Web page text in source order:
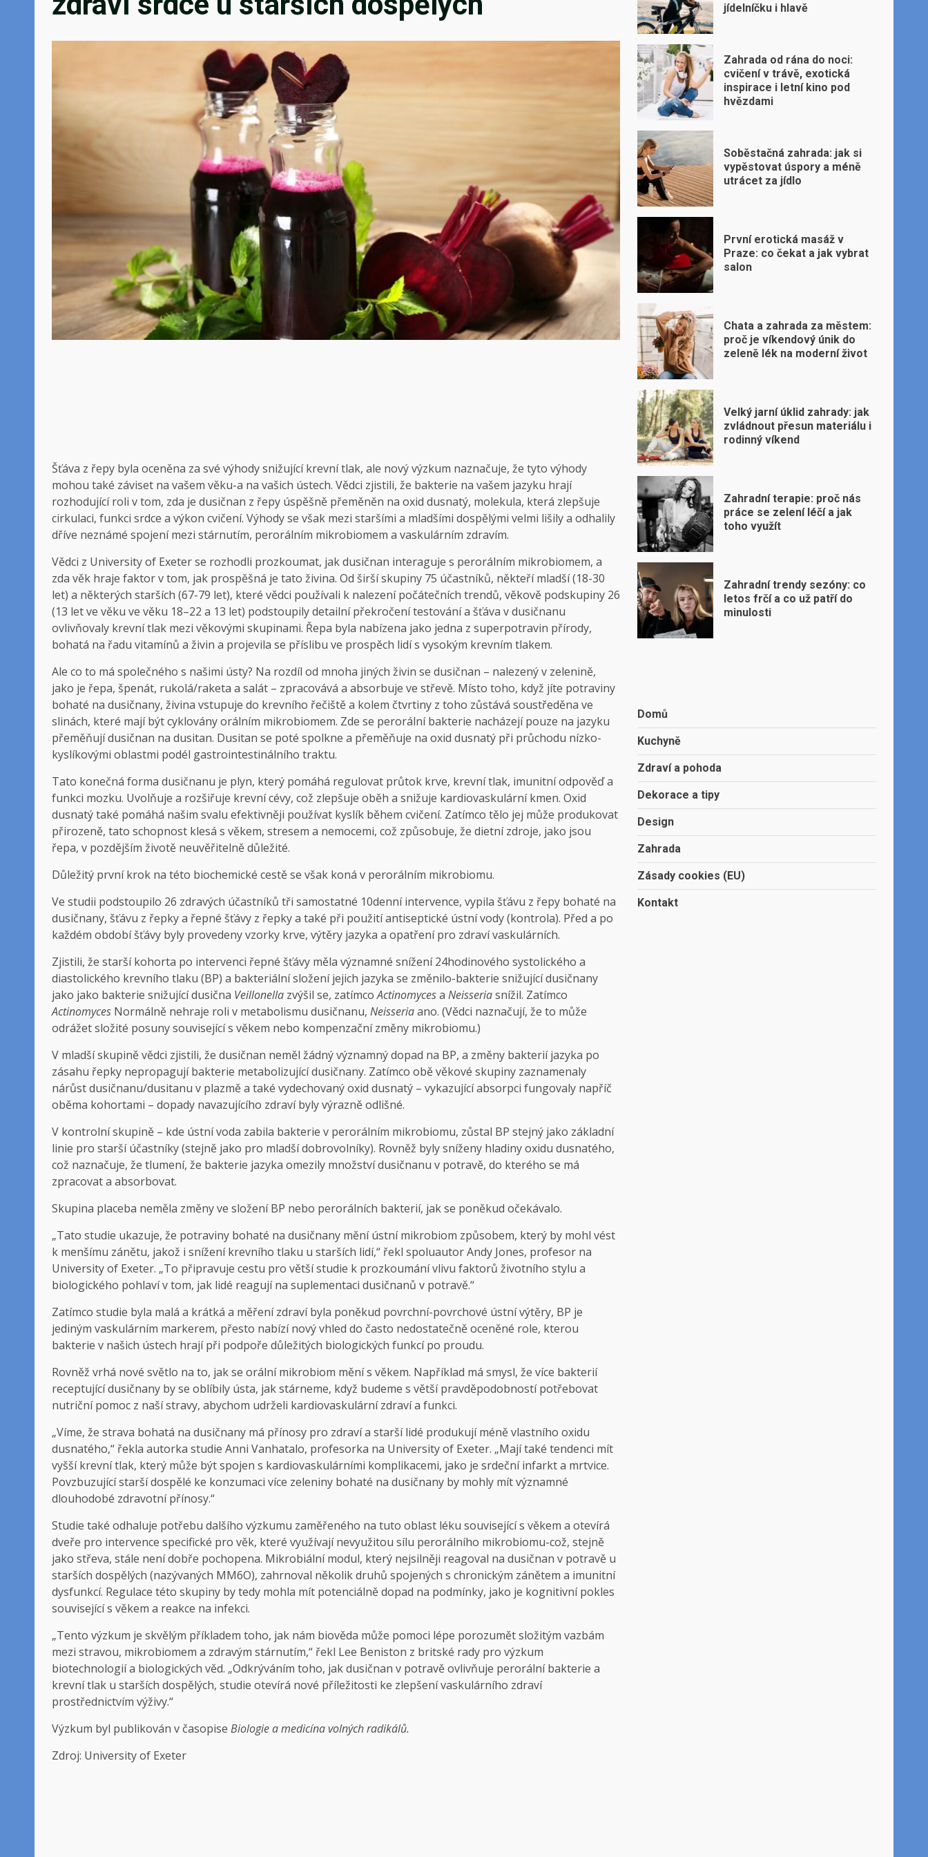
Šťáva z řepy byla oceněna za své výhody snižující krevní tlak, ale nový výzkum naznačuje, že tyto výhody
mohou také záviset na vašem věku-a na vašich ústech. Vědci zjistili, že bakterie na vašem jazyku hrají
rozhodující roli v tom, zda je dusičnan z řepy úspěšně přeměněn na oxid dusnatý, molekula, která zlepšuje
cirkulaci, funkci srdce a výkon cvičení. Výhody se však mezi staršími a mladšími dospělými velmi lišily a odhalily
dříve neznámé spojení mezi stárnutím, perorálním mikrobiomem a vaskulárním zdravím.
Vědci z University of Exeter se rozhodli prozkoumat, jak dusičnan interaguje s perorálním mikrobiomem, a
zda věk hraje faktor v tom, jak prospěšná je tato živina. Od širší skupiny 75 účastníků, někteří mladší (18-30
let) a některých starších (67-79 let), které vědci používali k nalezení počátečních trendů, věkově podskupiny 26
(13 let ve věku ve věku 18–22 a 13 let) podstoupily detailní překročení testování a šťáva v dusičnanu
ovlivňovaly krevní tlak mezi věkovými skupinami. Řepa byla nabízena jako jedna z superpotravin přírody,
bohatá na řadu vitamínů a živin a projevila se příslibu ve prospěch lidí s vysokým krevním tlakem.
Ale co to má společného s našimi ústy? Na rozdíl od mnoha jiných živin se dusičnan – nalezený v zelenině,
jako je řepa, špenát, rukolá/raketa a salát – zpracovává a absorbuje ve střevě. Místo toho, když jíte potraviny
bohaté na dusičnany, živina vstupuje do krevního řečiště a kolem čtvrtiny z toho zůstává soustředěna ve
slinách, které mají být cyklovány orálním mikrobiomem. Zde se perorální bakterie nacházejí pouze na jazyku
přeměňují dusičnan na dusitan. Dusitan se poté spolkne a přeměňuje na oxid dusnatý při průchodu nízko-
kyslíkovými oblastmi podél gastrointestinálního traktu.
Tato konečná forma dusičnanu je plyn, který pomáhá regulovat průtok krve, krevní tlak, imunitní odpověď a
funkci mozku. Uvolňuje a rozšiřuje krevní cévy, což zlepšuje oběh a snižuje kardiovaskulární kmen. Oxid
dusnatý také pomáhá našim svalu efektivněji používat kyslík během cvičení. Zatímco tělo jej může produkovat
přirozeně, tato schopnost klesá s věkem, stresem a nemocemi, což způsobuje, že dietní zdroje, jako jsou
řepa, v pozdějším životě neuvěřitelně důležité.
Důležitý první krok na této biochemické cestě se však koná v perorálním mikrobiomu.
Ve studii podstoupilo 26 zdravých účastníků tři samostatné 10denní intervence, vypila šťávu z řepy bohaté na
dusičnany, šťávu z řepky a řepné šťávy z řepky a také při použití antiseptické ústní vody (kontrola). Před a po
každém období šťávy byly provedeny vzorky krve, výtěry jazyka a opatření pro zdraví vaskulárních.
Zjistili, že starší kohorta po intervenci řepné šťávy měla významné snížení 24hodinového systolického a
diastolického krevního tlaku (BP) a bakteriální složení jejich jazyka se změnilo-bakterie snižující dusičnany
jako jako bakterie snižující dusična Veillonella zvýšil se, zatímcoActinomycesa Neisseriasnížil. Zatímco
Actinomyces Normálně nehraje roli v metabolismu dusičnanu, Neisseriaano. (Vědci naznačují, že to může
odrážet složité posuny související s věkem nebo kompenzační změny mikrobiomu.)
V mladší skupině vědci zjistili, že dusičnan neměl žádný významný dopad na BP, a změny bakterií jazyka po
zásahu řepky nepropagují bakterie metabolizující dusičnany. Zatímco obě věkové skupiny zaznamenaly
nárůst dusičnanu/dusitanu v plazmě a také vydechovaný oxid dusnatý – vykazující absorpci fungovaly napříč
oběma kohortami – dopady navazujícího zdraví byly výrazně odlišné.
V kontrolní skupině – kde ústní voda zabila bakterie v perorálním mikrobiomu, zůstal BP stejný jako základní
linie pro starší účastníky (stejně jako pro mladší dobrovolníky). Rovněž byly sníženy hladiny oxidu dusnatého,
což naznačuje, že tlumení, že bakterie jazyka omezily množství dusičnanu v potravě, do kterého se má
zpracovat a absorbovat.
Skupina placeba neměla změny ve složení BP nebo perorálních bakterií, jak se poněkud očekávalo.
„Tato studie ukazuje, že potraviny bohaté na dusičnany mění ústní mikrobiom způsobem, který by mohl vést
k menšímu zánětu, jakož i snížení krevního tlaku u starších lidí,“ řekl spoluautor Andy Jones, profesor na
University of Exeter. „To připravuje cestu pro větší studie k prozkoumání vlivu faktorů životního stylu a
biologického pohlaví v tom, jak lidé reagují na suplementaci dusičnanů v potravě.“
Zatímco studie byla malá a krátká a měření zdraví byla poněkud povrchní-povrchové ústní výtěry, BP je
jediným vaskulárním markerem, přesto nabízí nový vhled do často nedostatečně oceněné role, kterou
bakterie v našich ústech hrají při podpoře důležitých biologických funkcí po proudu.
Rovněž vrhá nové světlo na to, jak se orální mikrobiom mění s věkem. Například má smysl, že více bakterií
receptující dusičnany by se oblíbily ústa, jak stárneme, když budeme s větší pravděpodobností potřebovat
nutriční pomoc z naší stravy, abychom udrželi kardiovaskulární zdraví a funkci.
„Víme, že strava bohatá na dusičnany má přínosy pro zdraví a starší lidé produkují méně vlastního oxidu
dusnatého,“ řekla autorka studie Anni Vanhatalo, profesorka na University of Exeter. „Mají také tendenci mít
vyšší krevní tlak, který může být spojen s kardiovaskulárními komplikacemi, jako je srdeční infarkt a mrtvice.
Povzbuzující starší dospělé ke konzumaci více zeleniny bohaté na dusičnany by mohly mít významné
dlouhodobé zdravotní přínosy.“
Studie také odhaluje potřebu dalšího výzkumu zaměřeného na tuto oblast léku související s věkem a otevírá
dveře pro intervence specifické pro věk, které využívají nevyužitou sílu perorálního mikrobiomu-což, stejně
jako střeva, stále není dobře pochopena. Mikrobiální modul, který nejsilněji reagoval na dusičnan v potravě u
starších dospělých (nazývaných MM6O), zahrnoval několik druhů spojených s chronickým zánětem a imunitní
dysfunkcí. Regulace této skupiny by tedy mohla mít potenciálně dopad na podmínky, jako je kognitivní pokles
související s věkem a reakce na infekci.
„Tento výzkum je skvělým příkladem toho, jak nám biověda může pomoci lépe porozumět složitým vazbám
mezi stravou, mikrobiomem a zdravým stárnutím,“ řekl Lee Beniston z britské rady pro výzkum
biotechnologií a biologických věd. „Odkrýváním toho, jak dusičnan v potravě ovlivňuje perorální bakterie a
krevní tlak u starších dospělých, studie otevírá nové příležitosti ke zlepšení vaskulárního zdraví
prostřednictvím výživy.“
Výzkum byl publikován v časopise Biologie a medicína volných radikálů.
Zdroj: University of Exeter
jídelníčku i hlavě
Zahrada od rána do noci:
cvičení v trávě, exotická
inspirace i letní kino pod
hvězdami
Soběstačná zahrada: jak si
vypěstovat úspory a méně
utrácet za jídlo
První erotická masáž v
Praze: co čekat a jak vybrat
salon
Chata a zahrada za městem:
proč je víkendový únik do
zeleně lék na moderní život
Velký jarní úklid zahrady: jak
zvládnout přesun materiálu i
rodinný víkend
Zahradní terapie: proč nás
práce se zelení léčí a jak
toho využít
Zahradní trendy sezóny: co
letos frčí a co už patří do
minulosti
Domů
Kuchyně
Zdraví a pohoda
Dekorace a tipy
Design
Zahrada
Zásady cookies (EU)
Kontakt